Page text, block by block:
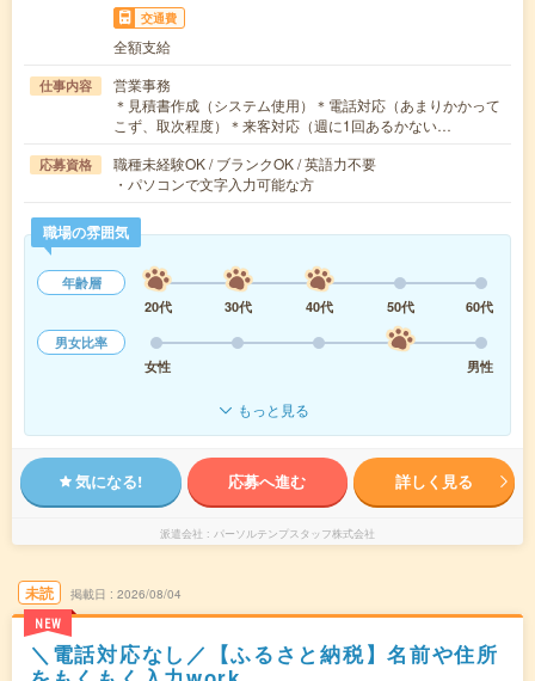
交通費
全額支給
仕事内容
営業事務
＊見積書作成（システム使用）＊電話対応（あまりかかって
こず、取次程度）＊来客対応（週に1回あるかない…
応募資格
職種未経験OK / ブランクOK / 英語力不要
・パソコンで文字入力可能な方
職場の雰囲気
年齢層
20代
30代 40代 50代
60代
男女比率
女性
男性
もっと見る
気になる! 応募へ進む 詳しく見る
派遣会社 パーソルテンプスタッフ株式会社
未読
NEW
掲載日 2026/08/04
＼電話対応なし／【ふるさと納税】名前や住所